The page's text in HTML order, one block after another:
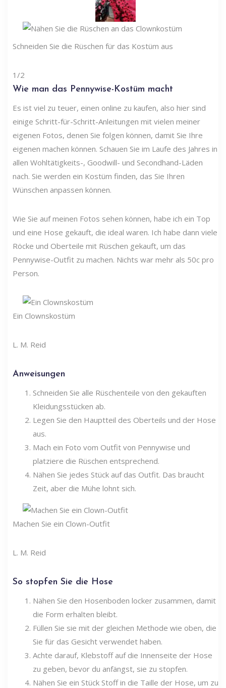
Schneiden Sie die Rüschen für das Kostüm aus
1/2
Wie man das Pennywise-Kostüm macht
Es ist viel zu teuer, einen online zu kaufen, also hier sind
einige Schritt-für-Schritt-Anleitungen mit vielen meiner
eigenen Fotos, denen Sie folgen können, damit Sie Ihre
eigenen machen können. Schauen Sie im Laufe des Jahres in
allen Wohltätigkeits-, Goodwill- und Secondhand-Läden
nach. Sie werden ein Kostüm finden, das Sie Ihren
Wünschen anpassen können.
Wie Sie auf meinen Fotos sehen können, habe ich ein Top
und eine Hose gekauft, die ideal waren. Ich habe dann viele
Röcke und Oberteile mit Rüschen gekauft, um das
Pennywise-Outfit zu machen. Nichts war mehr als 50c pro
Person.
Ein Clownskostüm
L. M. Reid
Anweisungen
Schneiden Sie alle Rüschenteile von den gekauften
Kleidungsstücken ab.
Legen Sie den Hauptteil des Oberteils und der Hose
aus.
Mach ein Foto vom Outfit von Pennywise und
platziere die Rüschen entsprechend.
Nähen Sie jedes Stück auf das Outfit. Das braucht
Zeit, aber die Mühe lohnt sich.
Machen Sie ein Clown-Outfit
L. M. Reid
So stopfen Sie die Hose
Nähen Sie den Hosenboden locker zusammen, damit
die Form erhalten bleibt.
Füllen Sie sie mit der gleichen Methode wie oben, die
Sie für das Gesicht verwendet haben.
Achte darauf, Klebstoff auf die Innenseite der Hose
zu geben, bevor du anfängst, sie zu stopfen.
Nähen Sie ein Stück Stoff in die Taille der Hose, um zu